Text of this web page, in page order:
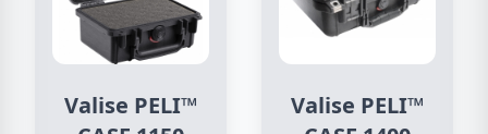
Valise PELI™
Valise PELI™